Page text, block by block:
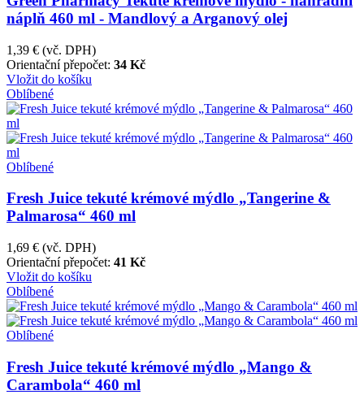
náplň 460 ml - Mandlový a Arganový olej
1,39 € (vč. DPH)
Orientační přepočet: 34 Kč
Vložit do košíku
Oblíbené
Oblíbené
Fresh Juice tekuté krémové mýdlo „Tangerine &
Palmarosa“ 460 ml
1,69 € (vč. DPH)
Orientační přepočet: 41 Kč
Vložit do košíku
Oblíbené
Oblíbené
Fresh Juice tekuté krémové mýdlo „Mango &
Carambola“ 460 ml